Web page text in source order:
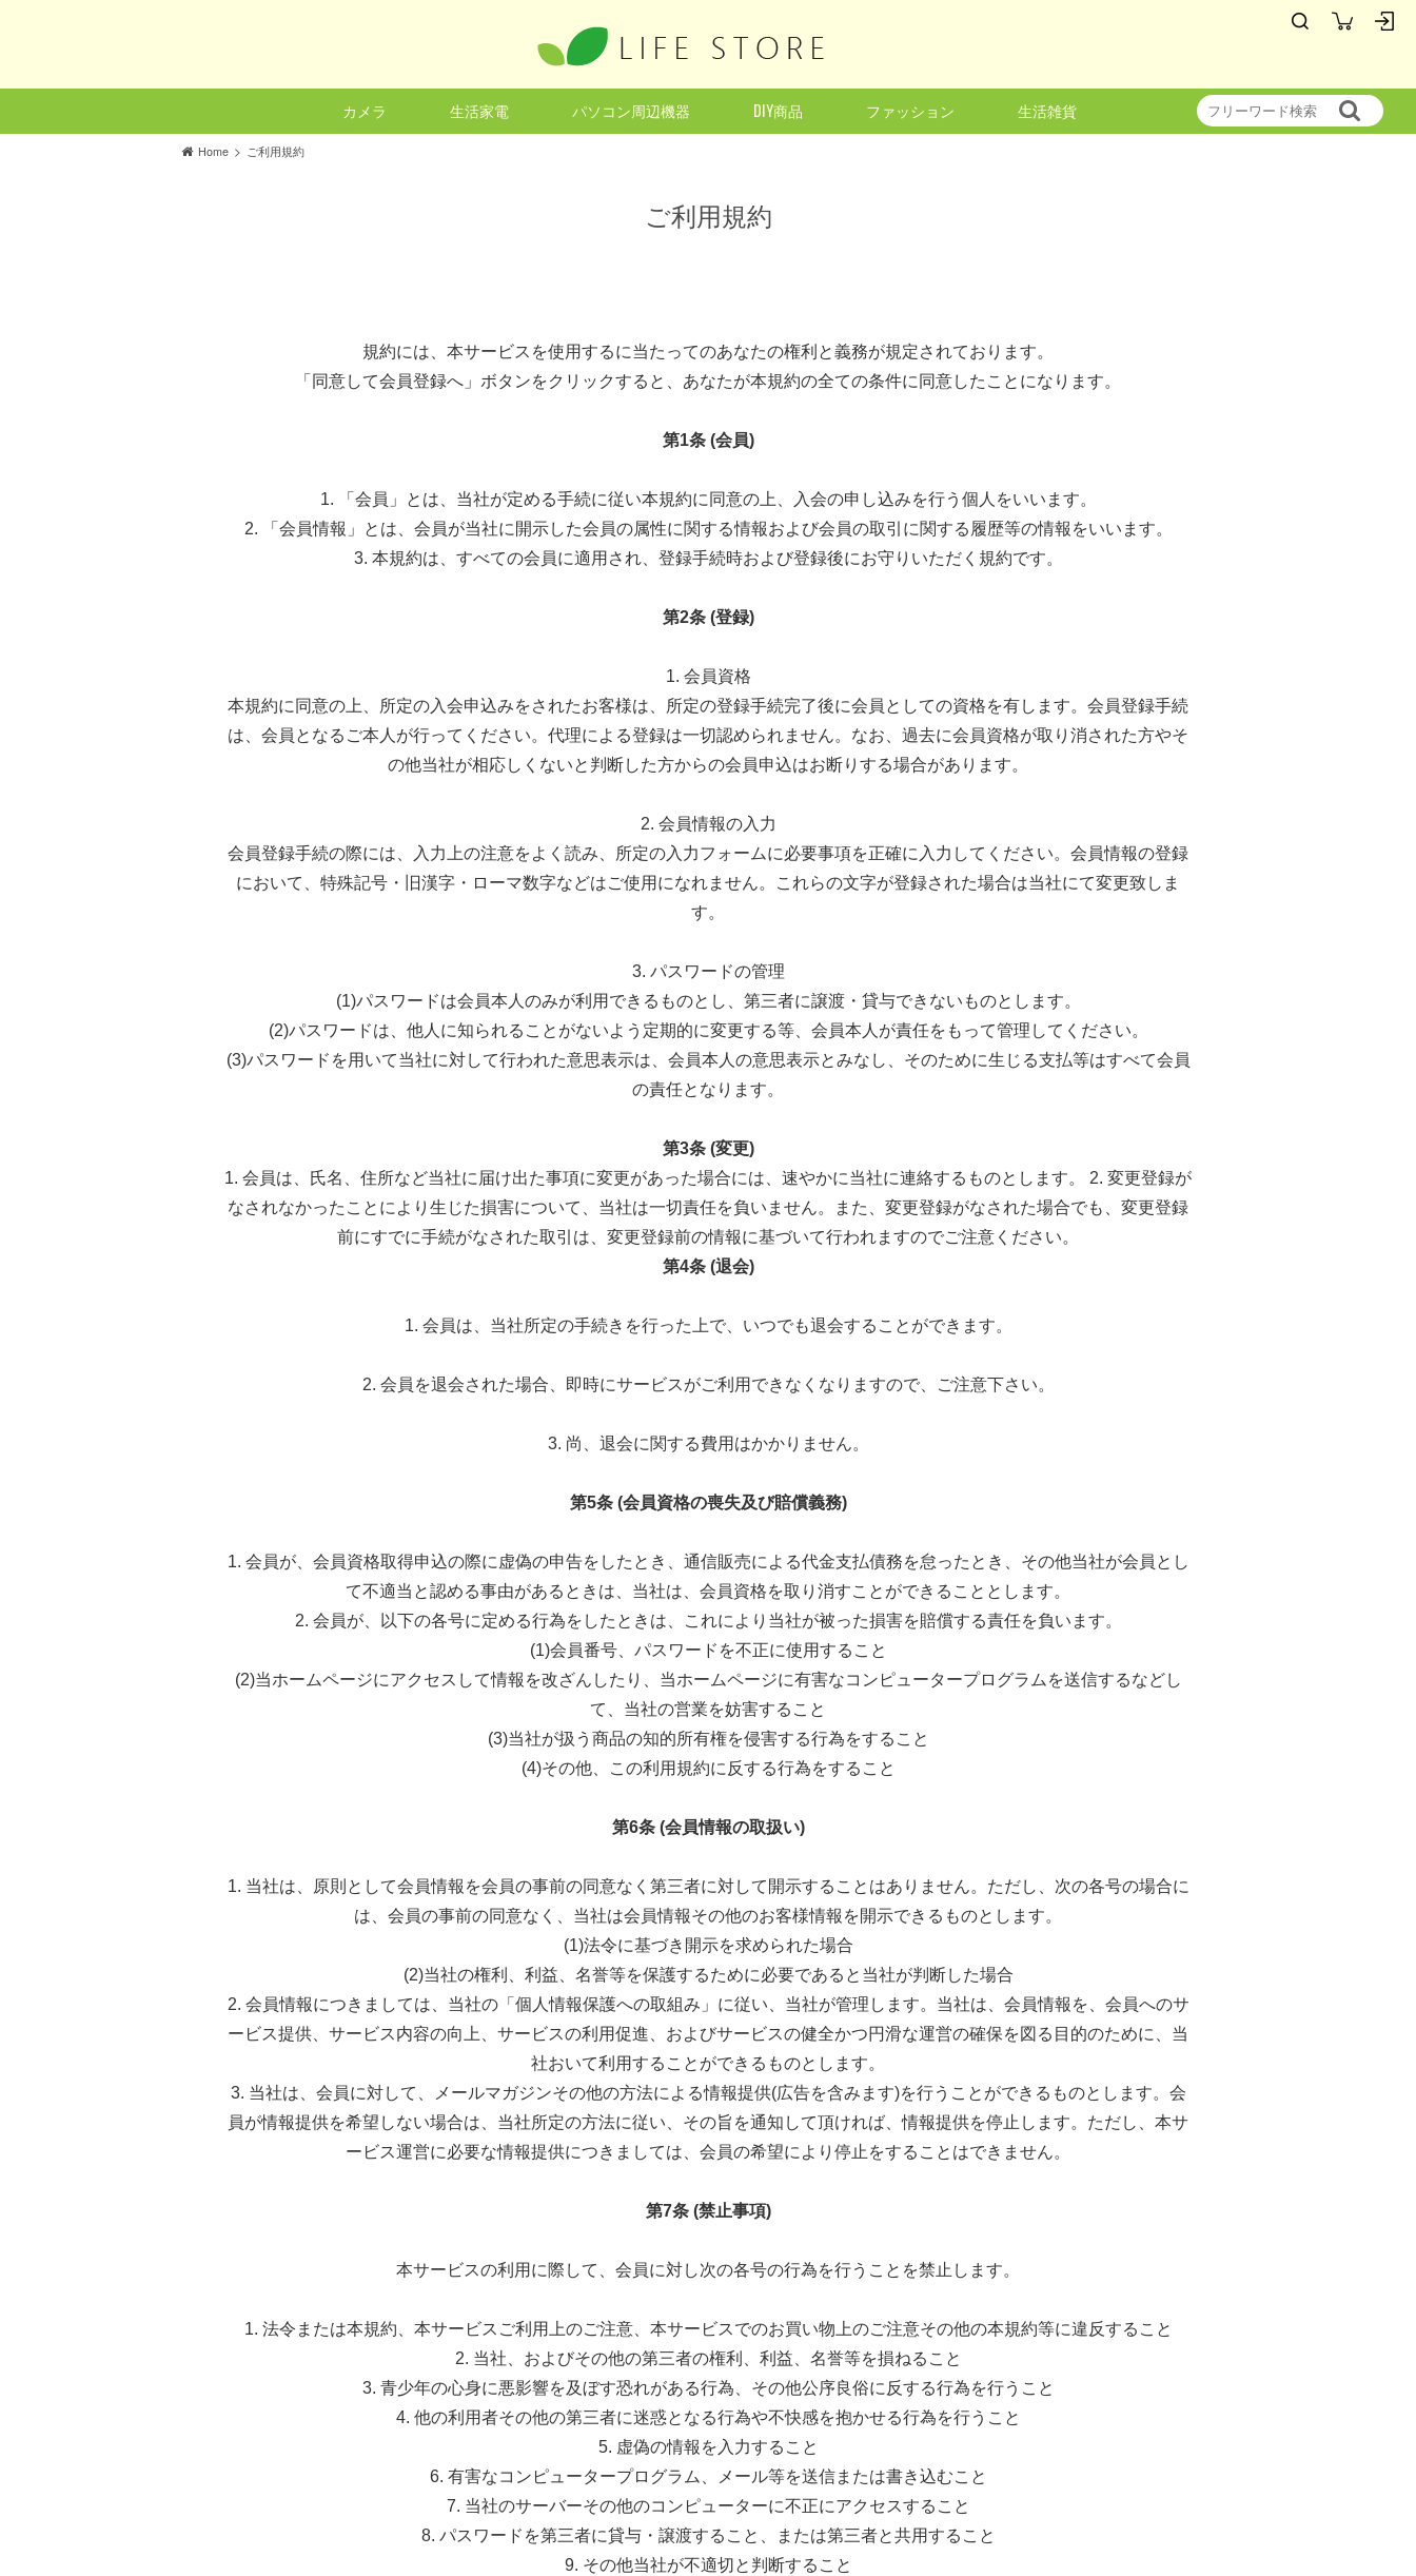
カメラ 生活家電 パソコン周辺機器 DIY商品 ファッション 生活雑貨
Home > ご利用規約
ご利用規約
規約には、本サービスを使用するに当たってのあなたの権利と義務が規定されております。
「同意して会員登録へ」ボタンをクリックすると、あなたが本規約の全ての条件に同意したことになります。
第1条 (会員)
1. 「会員」とは、当社が定める手続に従い本規約に同意の上、入会の申し込みを行う個人をいいます。
2. 「会員情報」とは、会員が当社に開示した会員の属性に関する情報および会員の取引に関する履歴等の情報をいいます。
3. 本規約は、すべての会員に適用され、登録手続時および登録後にお守りいただく規約です。
第2条 (登録)
1. 会員資格
本規約に同意の上、所定の入会申込みをされたお客様は、所定の登録手続完了後に会員としての資格を有します。会員登録手続
は、会員となるご本人が行ってください。代理による登録は一切認められません。なお、過去に会員資格が取り消された方やそ
の他当社が相応しくないと判断した方からの会員申込はお断りする場合があります。
2. 会員情報の入力
会員登録手続の際には、入力上の注意をよく読み、所定の入力フォームに必要事項を正確に入力してください。会員情報の登録
において、特殊記号・旧漢字・ローマ数字などはご使用になれません。これらの文字が登録された場合は当社にて変更致しま
す。
3. パスワードの管理
(1)パスワードは会員本人のみが利用できるものとし、第三者に譲渡・貸与できないものとします。
(2)パスワードは、他人に知られることがないよう定期的に変更する等、会員本人が責任をもって管理してください。
(3)パスワードを用いて当社に対して行われた意思表示は、会員本人の意思表示とみなし、そのために生じる支払等はすべて会員
の責任となります。
第3条 (変更)
1. 会員は、氏名、住所など当社に届け出た事項に変更があった場合には、速やかに当社に連絡するものとします。 2. 変更登録が
なされなかったことにより生じた損害について、当社は一切責任を負いません。また、変更登録がなされた場合でも、変更登録
前にすでに手続がなされた取引は、変更登録前の情報に基づいて行われますのでご注意ください。
第4条 (退会)
1. 会員は、当社所定の手続きを行った上で、いつでも退会することができます。
2. 会員を退会された場合、即時にサービスがご利用できなくなりますので、ご注意下さい。
3. 尚、退会に関する費用はかかりません。
第5条 (会員資格の喪失及び賠償義務)
1. 会員が、会員資格取得申込の際に虚偽の申告をしたとき、通信販売による代金支払債務を怠ったとき、その他当社が会員とし
て不適当と認める事由があるときは、当社は、会員資格を取り消すことができることとします。
2. 会員が、以下の各号に定める行為をしたときは、これにより当社が被った損害を賠償する責任を負います。
(1)会員番号、パスワードを不正に使用すること
(2)当ホームページにアクセスして情報を改ざんしたり、当ホームページに有害なコンピュータープログラムを送信するなどし
て、当社の営業を妨害すること
(3)当社が扱う商品の知的所有権を侵害する行為をすること
(4)その他、この利用規約に反する行為をすること
第6条 (会員情報の取扱い)
1. 当社は、原則として会員情報を会員の事前の同意なく第三者に対して開示することはありません。ただし、次の各号の場合に
は、会員の事前の同意なく、当社は会員情報その他のお客様情報を開示できるものとします。
(1)法令に基づき開示を求められた場合
(2)当社の権利、利益、名誉等を保護するために必要であると当社が判断した場合
2. 会員情報につきましては、当社の「個人情報保護への取組み」に従い、当社が管理します。当社は、会員情報を、会員へのサ
ービス提供、サービス内容の向上、サービスの利用促進、およびサービスの健全かつ円滑な運営の確保を図る目的のために、当
社おいて利用することができるものとします。
3. 当社は、会員に対して、メールマガジンその他の方法による情報提供(広告を含みます)を行うことができるものとします。会
員が情報提供を希望しない場合は、当社所定の方法に従い、その旨を通知して頂ければ、情報提供を停止します。ただし、本サ
ービス運営に必要な情報提供につきましては、会員の希望により停止をすることはできません。
第7条 (禁止事項)
本サービスの利用に際して、会員に対し次の各号の行為を行うことを禁止します。
1. 法令または本規約、本サービスご利用上のご注意、本サービスでのお買い物上のご注意その他の本規約等に違反すること
2. 当社、およびその他の第三者の権利、利益、名誉等を損ねること
3. 青少年の心身に悪影響を及ぼす恐れがある行為、その他公序良俗に反する行為を行うこと
4. 他の利用者その他の第三者に迷惑となる行為や不快感を抱かせる行為を行うこと
5. 虚偽の情報を入力すること
6. 有害なコンピュータープログラム、メール等を送信または書き込むこと
7. 当社のサーバーその他のコンピューターに不正にアクセスすること
8. パスワードを第三者に貸与・譲渡すること、または第三者と共用すること
9. その他当社が不適切と判断すること